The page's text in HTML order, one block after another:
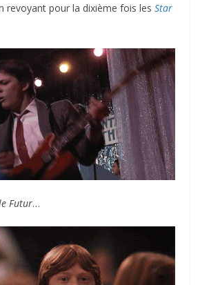
revoyant pour la dixième fois les Star
Futur…